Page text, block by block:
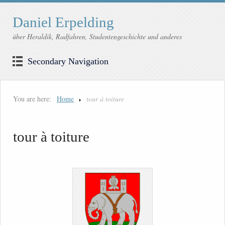
Daniel Erpelding
über Heraldik, Radfahren, Studentengeschichte und anderes
Secondary Navigation
You are here: Home tour à toiture
tour à toiture